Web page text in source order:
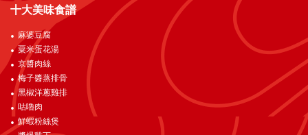
十大美味食譜
麻婆豆腐
粟米蛋花湯
京醬肉絲
梅子醬蒸排骨
黑椒洋蔥雞排
咕嚕肉
鮮蝦粉絲煲